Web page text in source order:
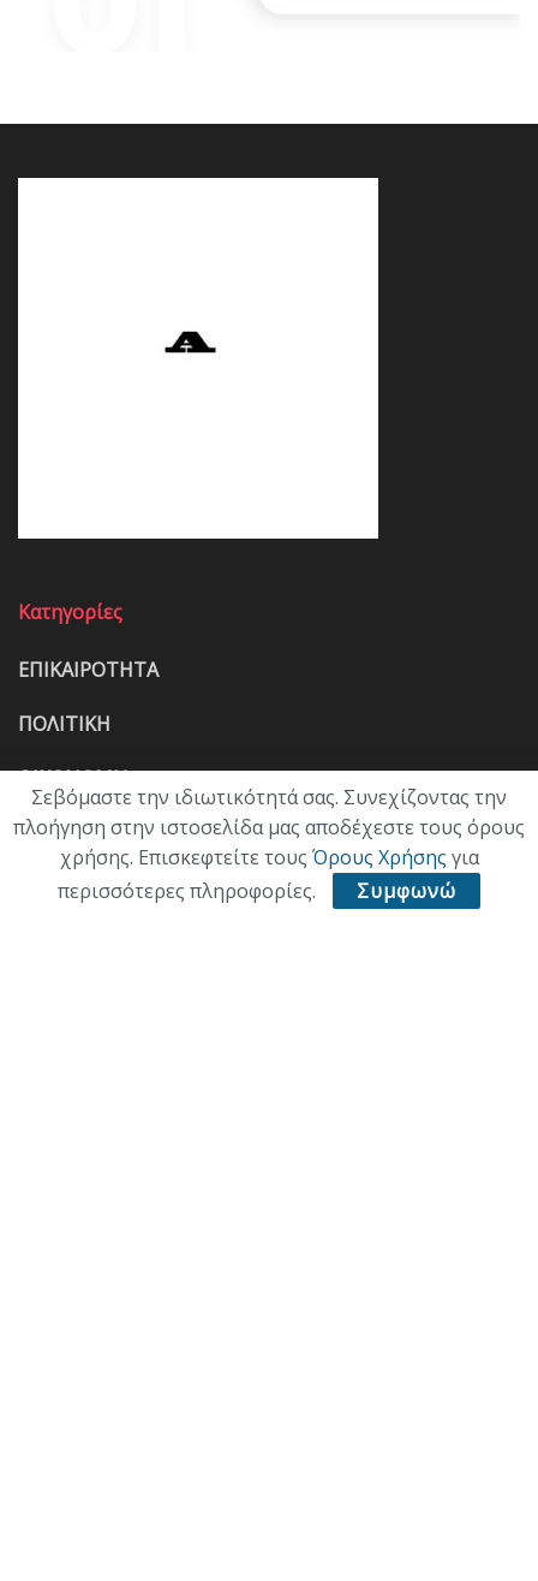
Κατηγορίες
ΕΠΙΚΑΙΡΟΤΗΤΑ
ΠΟΛΙΤΙΚΗ
ΟΙΚΟΝΟΜΙΑ
ΠΟΛΙΤΙΣΜΟΣ
ΥΓΕΙΑ
Σεβόμαστε την ιδιωτικότητά σας. Συνεχίζοντας την
πλοήγηση στην ιστοσελίδα μας αποδέχεστε τους όρους
χρήσης. Επισκεφτείτε τους Όρους Χρήσης για
περισσότερες πληροφορίες.
Συμφωνώ